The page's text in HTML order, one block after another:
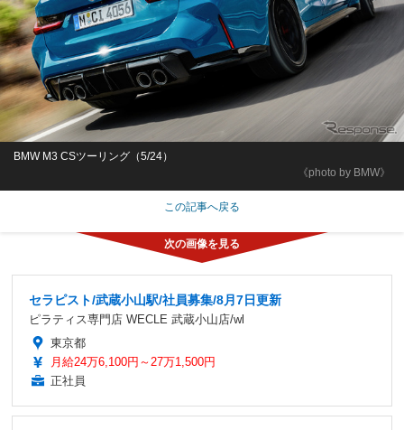
《photo by BMW》
BMW M3 CSツーリング（5/24）
この記事へ戻る
セラピスト/武蔵小山駅/社員募集/8月7日更新
ピラティス専門店 WECLE 武蔵小山店/wl
東京都
月給24万6,100円～27万1,500円
正社員